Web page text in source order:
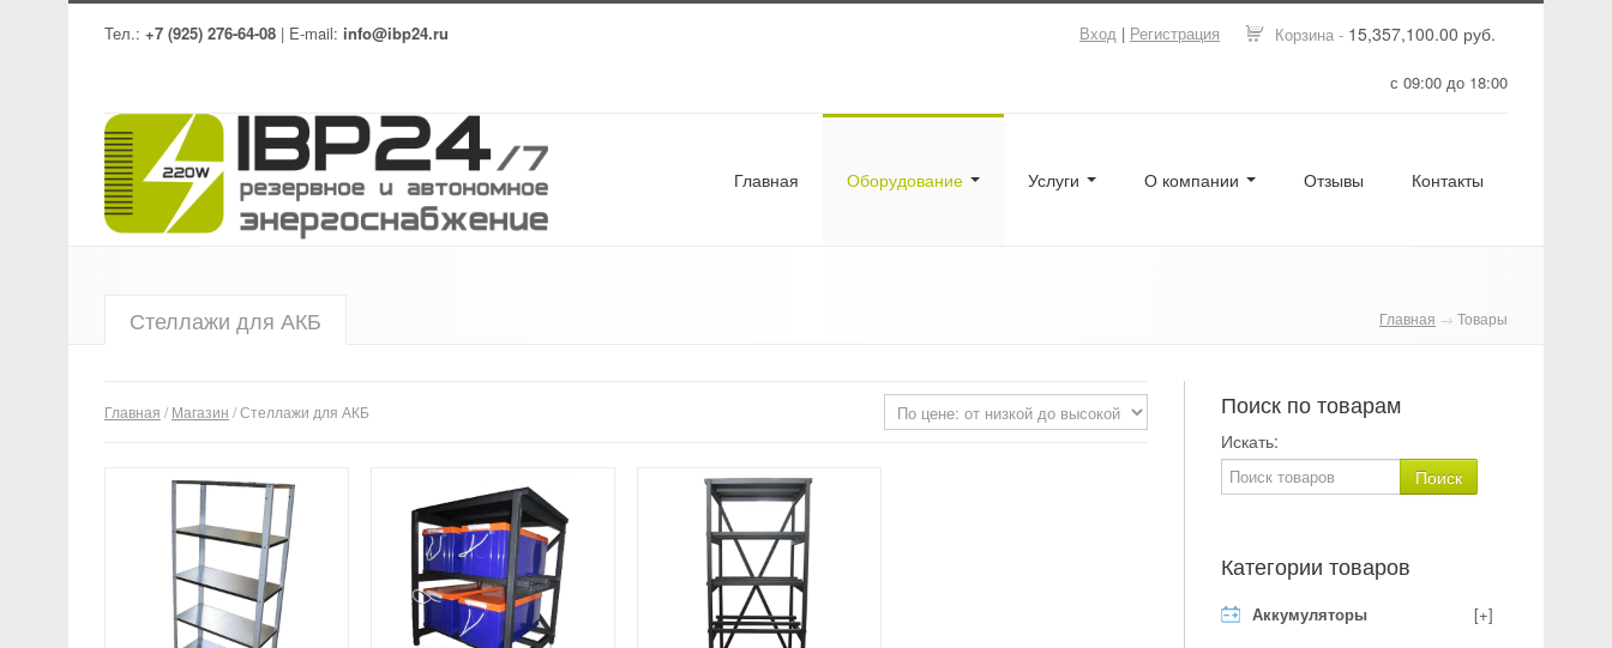
Тел.: +7 (925) 276-64-08 | E-mail: info@ibp24.ru Корзина - 15,357,100.00 руб.
Вход | Регистрация
с 09:00 до 18:00
Главная Оборудование Услуги О компании Отзывы Контакты
Стеллажи для АКБ Главная → Товары
Главная /Магазин / Стеллажи для АКБ Поиск по товарам
Искать:
Категории товаров
Аккумуляторы [+]